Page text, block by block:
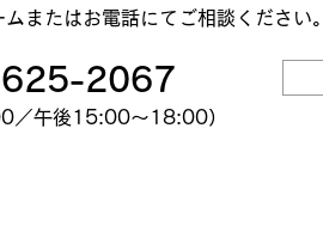
またはお電話にてご相談ください。
2067
／午後15:00～18:00）